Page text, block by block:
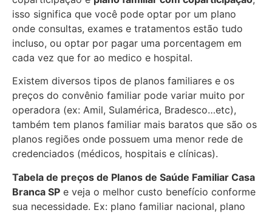
isso significa que você pode optar por um plano
onde consultas, exames e tratamentos estão tudo
incluso, ou optar por pagar uma porcentagem em
cada vez que for ao medico e hospital.
Existem diversos tipos de planos familiares e os
preços do convênio familiar pode variar muito por
operadora (ex: Amil, Sulamérica, Bradesco…etc),
também tem planos familiar mais baratos que são os
planos regiões onde possuem uma menor rede de
credenciados (médicos, hospitais e clínicas).
Tabela de preços de Planos de Saúde Familiar Casa
Branca SP e veja o melhor custo benefício conforme
sua necessidade. Ex: plano familiar nacional, plano